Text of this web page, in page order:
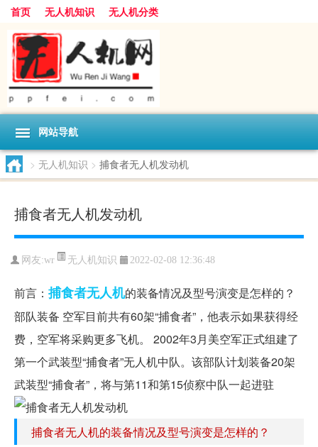
首页 无人机知识 无人机分类
网站导航
> 无人机知识 > 捕食者无人机发动机
捕食者无人机发动机
网友:wr 无人机知识 2022-02-08 12:36:48
前言： 捕食者无人机的装备情况及型号演变是怎样的？
部队装备 空军目前共有60架“捕食者”，他表示如果获得经
费，空军将采购更多飞机。 2002年3月美空军正式组建了
第一个武装型“捕食者”无人机中队。该部队计划装备20架
武装型“捕食者”，将与第11和第15侦察中队一起进驻
捕食者无人机的装备情况及型号演变是怎样的？